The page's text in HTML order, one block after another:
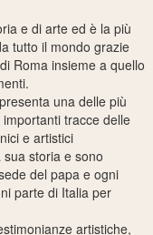
e di arte ed è la più
tutto il mondo grazie
Roma insieme a quello
una delle più
tracce delle
e artistici
storia e sono
del papa e ogni
parte di Italia per
artistiche,